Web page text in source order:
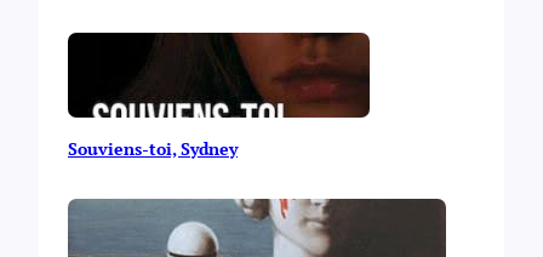
Souviens-toi, Sydney